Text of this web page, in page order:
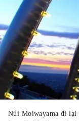
Núi Moiwayama đi lại